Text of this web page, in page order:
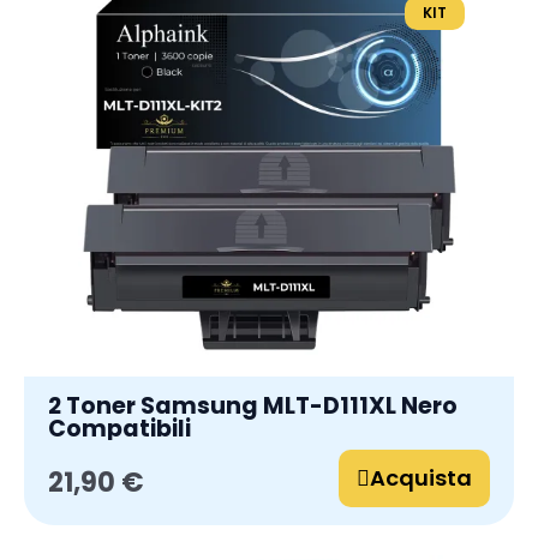
KIT
2 Toner Samsung MLT-D111XL Nero
Compatibili
21,90 € Acquista